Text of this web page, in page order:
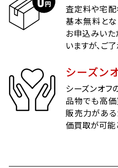
査定料や宅配
基本無料とな
お申込みいた
いますが、ご
シーズン
シーズンオフ
品物でも高価
販売力がある
価買取が可能